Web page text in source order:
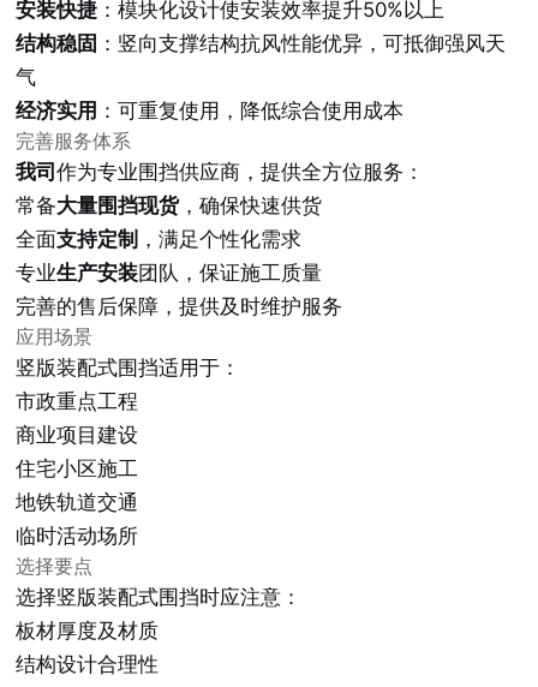
安装快捷 ：模块化设计使安装效率提升50%以上
结构稳固 ：竖向支撑结构抗风性能优异，可抵御强风天
气
经济实用 ：可重复使用，降低综合使用成本
完善服务体系
我司作为专业围挡供应商，提供全方位服务：
常备大量围挡现货，确保快速供货
全面支持定制 ，满足个性化需求
专业生产安装团队，保证施工质量
完善的售后保障，提供及时维护服务
应用场景
竖版装配式围挡适用于：
市政重点工程
商业项目建设
住宅小区施工
地铁轨道交通
临时活动场所
选择要点
选择竖版装配式围挡时应注意：
板材厚度及材质
结构设计合理性